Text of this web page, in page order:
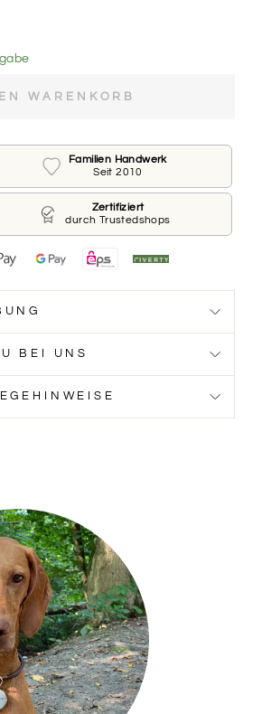
(bis zu 2)
SCHRIFTART
SCHRIFTART
8
SCHRIFTART
10
SCHRIFTART
WARENKORB
Familien Handwerk
Seit 2010
Zertifiziert
durch Trustedshops
BEI UNS